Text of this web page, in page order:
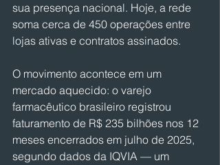
sua presença nacional. Hoje, a rede
soma cerca de 450 operações entre
lojas ativas e contratos assinados.
O movimento acontece em um
mercado aquecido: o varejo
farmacêutico brasileiro registrou
faturamento de R$ 235 bilhões nos 12
meses encerrados em julho de 2025,
segundo dados da IQVIA — um